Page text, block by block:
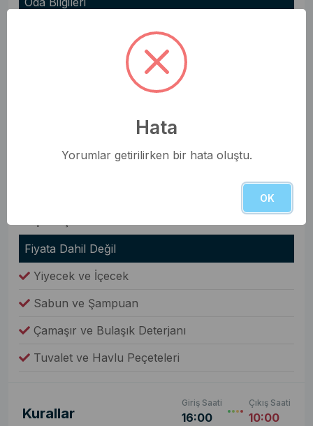
Saç Kurutma Makinesi
Fiyata Dahil Değil
Yiyecek ve İçecek
Sabun ve Şampuan
Çamaşır ve Bulaşık Deterjanı
Tuvalet ve Havlu Peçeteleri
Kurallar
Giriş Saati
16:00
Çıkış Saati
10:00
Hata
Yorumlar getirilirken bir hata oluştu.
OK